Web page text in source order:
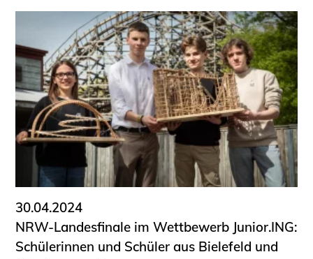
30.04.2024
NRW-Landesfinale im Wettbewerb Junior.ING:
Schülerinnen und Schüler aus Bielefeld und